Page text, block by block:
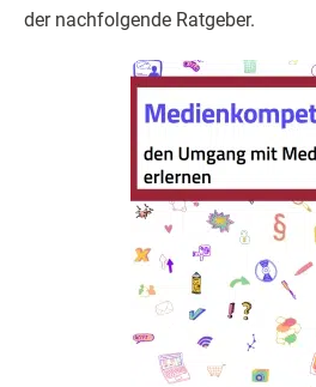
der nachfolgende Ratgeber.